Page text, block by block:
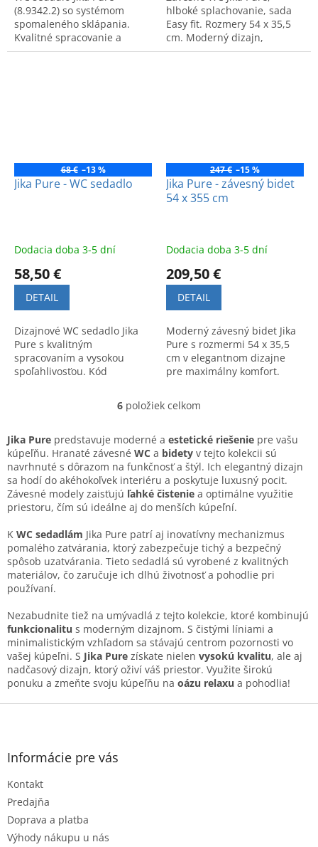
(8.9342.2) so systémom
spomaleného sklápania.
Kvalitné spracovanie a
moderný dizajn.
hlboké splachovanie, sada
Easy fit. Rozmery 54 x 35,5
cm. Moderný dizajn,
overená kvalita Jika. Kód
68 € –13 %
Jika Pure - WC sedadlo
Dodacia doba 3-5 dní
58,50 €
DETAIL
Dizajnové WC sedadlo Jika
Pure s kvalitným
spracovaním a vysokou
spoľahlivosťou. Kód
247 € –15 %
Jika Pure - závesný bidet
54 x 355 cm
Dodacia doba 3-5 dní
209,50 €
DETAIL
Moderný závesný bidet Jika
Pure s rozmermi 54 x 35,5
cm v elegantnom dizajne
pre maximálny komfort.
každú kúpeľňu. Kód:
8.3042.1.
O
l
á
d
a
c
i
p
r
v
k
ý
p
i
s
u
6 položiek celkom
Jika Pure predstavuje moderné a estetické riešenie pre vašu
kúpeľňu. Hranaté závesné WC a bidety v tejto kolekcii sú
navrhnuté s dôrazom na funkčnosť a štýl. Ich elegantný dizajn
sa hodí do akéhokoľvek interiéru a poskytuje luxusný pocit.
Závesné modely zaisťujú ľahké čistenie a optimálne využitie
priestoru, čím sú ideálne aj do menších kúpeľní.
K WC sedadlám Jika Pure patrí aj inovatívny mechanizmus
pomalého zatvárania, ktorý zabezpečuje tichý a bezpečný
spôsob uzatvárania. Tieto sedadlá sú vyrobené z kvalitných
materiálov, čo zaručuje ich dlhú životnosť a pohodlie pri
používaní.
Nezabudnite tiež na umývadlá z tejto kolekcie, ktoré kombinujú
funkcionalitu s moderným dizajnom. S čistými líniami a
minimalistickým vzhľadom sa stávajú centrom pozornosti vo
vašej kúpeľni. S Jika Pure získate nielen vysokú kvalitu, ale aj
nadčasový dizajn, ktorý oživí váš priestor. Využite širokú
ponuku a zmeňte svoju kúpeľňu na oázu relaxu a pohodlia!
Z
Informácie pre vás
Kontakt
Predajňa
Doprava a platba
Výhody nákupu u nás